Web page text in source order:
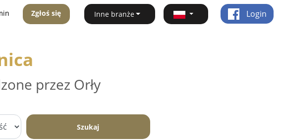
Zgłoś się Inne branże Login
przez Orły
Szukaj